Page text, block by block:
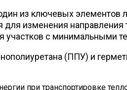
из ключевых элементов
для изменения
участков с минимальными
(ППУ) и
при транспортировке